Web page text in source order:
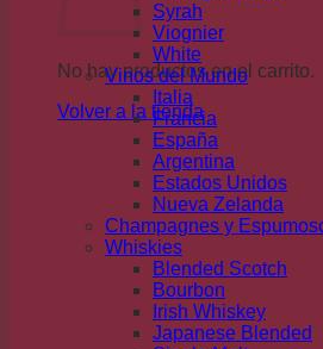
No hay productos en el carrito.
Volver a la tienda
Syrah
Viognier
White
Vinos del Mundo
Italia
Francia
España
Argentina
Estados Unidos
Nueva Zelanda
Champagnes y
Whiskies
Blended Scotch
Bourbon
Irish Whiskey
Japanese Blended